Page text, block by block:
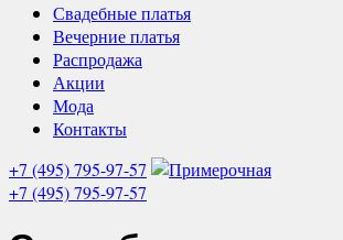
Свадебные платья
Вечерние платья
Распродажа
Акции
Мода
Контакты
+7 (495) 795-97-57
+7 (495) 795-97-57